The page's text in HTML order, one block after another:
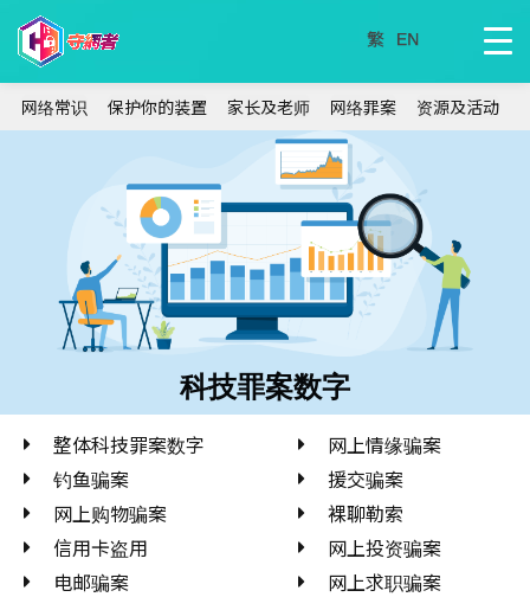
网络常识 保护你的装置 家长及老师 网络罪案 资源及活动
科技罪案数字
整体科技罪案数字
钓鱼骗案
网上购物骗案
信用卡盗用
电邮骗案
网上情缘骗案
援交骗案
裸聊勒索
网上投资骗案
网上求职骗案